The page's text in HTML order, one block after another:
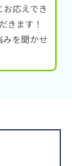
応えでき
きます！
を聞かせ